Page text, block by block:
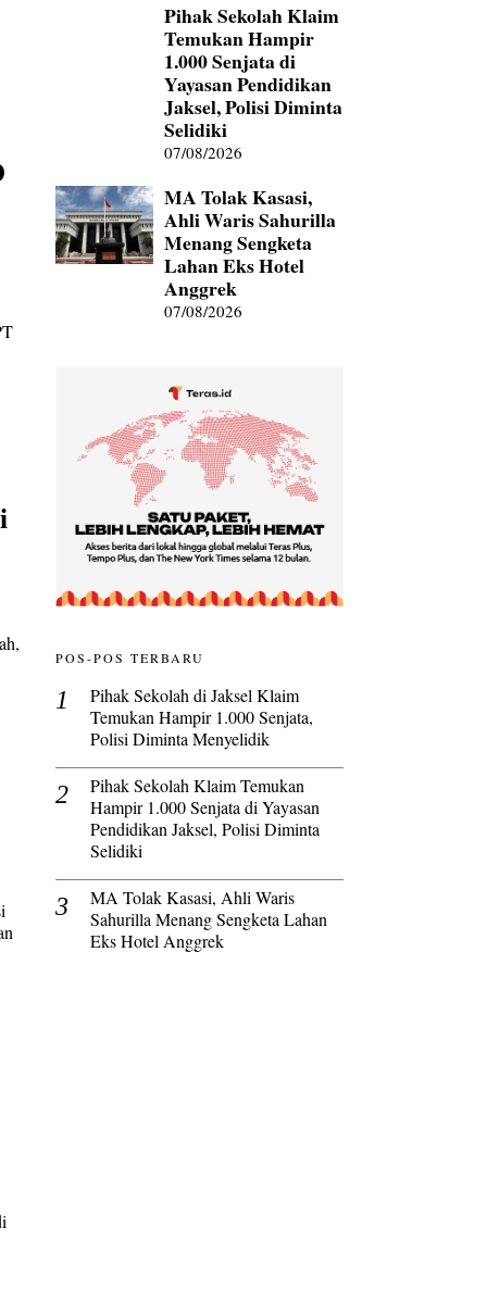
Pihak Sekolah Klaim
Temukan Hampir
1.000 Senjata di
Yayasan Pendidikan
Jaksel, Polisi Diminta
Selidiki
07/08/2026
MA Tolak Kasasi,
Ahli Waris Sahurilla
Menang Sengketa
Lahan Eks Hotel
Anggrek
07/08/2026
POS-POS TERBARU
Pihak Sekolah di Jaksel Klaim
Temukan Hampir 1.000 Senjata,
Polisi Diminta Menyelidik
Pihak Sekolah Klaim Temukan
Hampir 1.000 Senjata di Yayasan
Pendidikan Jaksel, Polisi Diminta
Selidiki
MA Tolak Kasasi, Ahli Waris
Sahurilla Menang Sengketa Lahan
Eks Hotel Anggrek